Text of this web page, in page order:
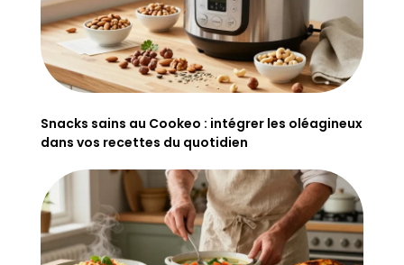
Snacks sains au Cookeo : intégrer les oléagineux
dans vos recettes du quotidien